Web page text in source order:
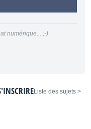
numérique... ;-)
< Liste des sujets